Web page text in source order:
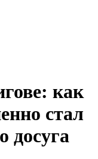
как
стал
досуга